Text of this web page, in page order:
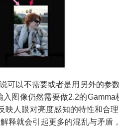
可以不需要或者是用另外的参
入图像仍然需要做2.2的Gamma
映人眼对亮度感知的特性和合
释就会引起更多的混乱与矛盾